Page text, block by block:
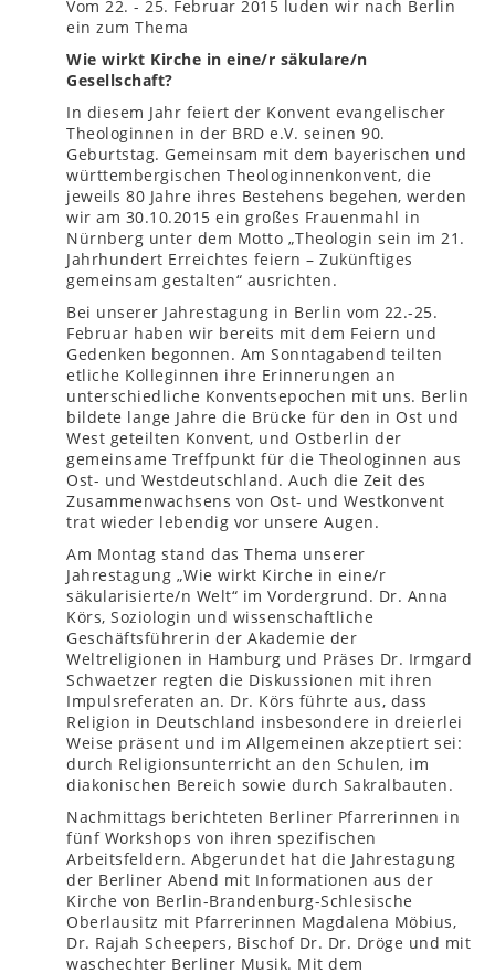
Vom 22. - 25. Februar 2015 luden wir nach Berlin
ein zum Thema
Wie wirkt Kirche in eine/r säkulare/n
Gesellschaft?
In diesem Jahr feiert der Konvent evangelischer
Theologinnen in der BRD e.V. seinen 90.
Geburtstag. Gemeinsam mit dem bayerischen und
württembergischen Theologinnenkonvent, die
jeweils 80 Jahre ihres Bestehens begehen, werden
wir am 30.10.2015 ein großes Frauenmahl in
Nürnberg unter dem Motto „Theologin sein im 21.
Jahrhundert Erreichtes feiern – Zukünftiges
gemeinsam gestalten“ ausrichten.
Bei unserer Jahrestagung in Berlin vom 22.-25.
Februar haben wir bereits mit dem Feiern und
Gedenken begonnen. Am Sonntagabend teilten
etliche Kolleginnen ihre Erinnerungen an
unterschiedliche Konventsepochen mit uns. Berlin
bildete lange Jahre die Brücke für den in Ost und
West geteilten Konvent, und Ostberlin der
gemeinsame Treffpunkt für die Theologinnen aus
Ost- und Westdeutschland. Auch die Zeit des
Zusammenwachsens von Ost- und Westkonvent
trat wieder lebendig vor unsere Augen.
Am Montag stand das Thema unserer
Jahrestagung „Wie wirkt Kirche in eine/r
säkularisierte/n Welt“ im Vordergrund. Dr. Anna
Körs, Soziologin und wissenschaftliche
Geschäftsführerin der Akademie der
Weltreligionen in Hamburg und Präses Dr. Irmgard
Schwaetzer regten die Diskussionen mit ihren
Impulsreferaten an. Dr. Körs führte aus, dass
Religion in Deutschland insbesondere in dreierlei
Weise präsent und im Allgemeinen akzeptiert sei:
durch Religionsunterricht an den Schulen, im
diakonischen Bereich sowie durch Sakralbauten.
Nachmittags berichteten Berliner Pfarrerinnen in
fünf Workshops von ihren spezifischen
Arbeitsfeldern. Abgerundet hat die Jahrestagung
der Berliner Abend mit Informationen aus der
Kirche von Berlin-Brandenburg-Schlesische
Oberlausitz mit Pfarrerinnen Magdalena Möbius,
Dr. Rajah Scheepers, Bischof Dr. Dr. Dröge und mit
waschechter Berliner Musik. Mit dem